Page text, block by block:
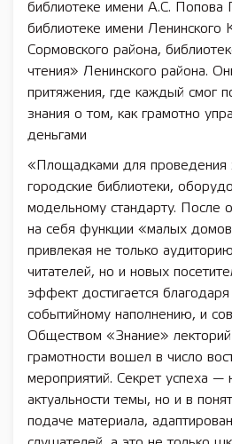
библиотеке имени А.С. Попова
библиотеке имени Ленинского
Сормовского района,
чтения» Ленинского района.
притяжения, где каждый смог
знания о том, как грамотно
деньгами
«Площадками для проведения
городские библиотеки,
модельному стандарту. После
на себя функции «малых
привлекая не только
читателей, но и новых
эффект достигается
событийному наполнению, и
Обществом «Знание»
грамотности вошел в число
мероприятий. Секрет успеха —
актуальности темы, но и в
подаче материала,